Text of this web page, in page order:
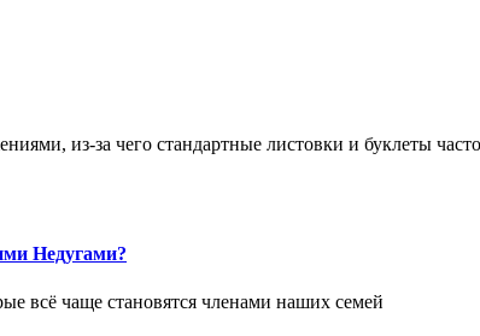
из-за чего стандартные листовки и буклеты
Недугами?
всё чаще становятся членами наших семей